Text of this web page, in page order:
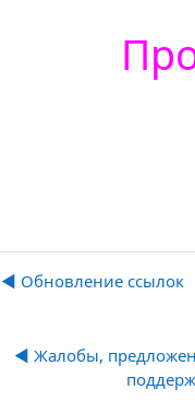
◀︎ Обновление ссылок
◀︎ Жалобы,